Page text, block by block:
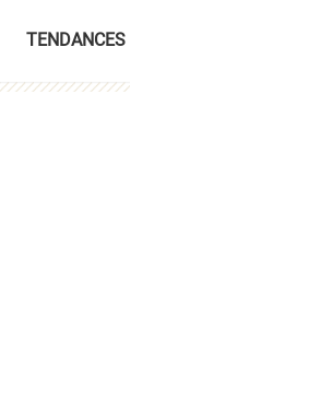
TENDANCES